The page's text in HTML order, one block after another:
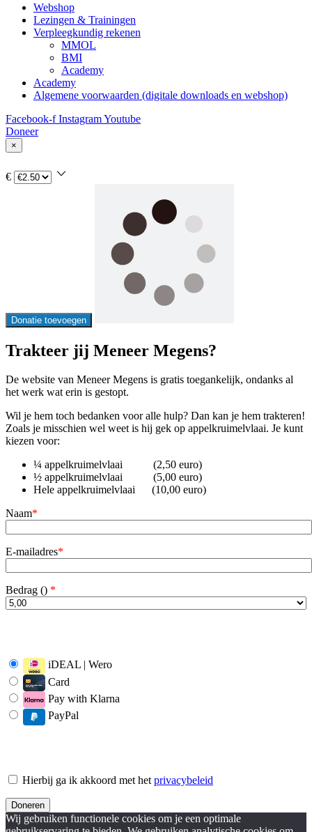
Webshop
Lezingen & Trainingen
Verpleegkundig rekenen
MMOL
BMI
Academy
Academy
Algemene voorwaarden (digitale downloads en webshop)
Facebook-f InstagramYoutube
Doneer
×
€
Donatie toevoegen
Trakteer jij Meneer Megens?
De website van Meneer Megens is gratis toegankelijk, ondanks al
het werk wat erin is gestopt.
Wil je hem toch bedanken voor alle hulp? Dan kan je hem trakteren!
Zoals je misschien wel weet is hij gek op appelkruimelvlaai. Je kunt
kiezen voor:
¼ appelkruimelvlaai (2,50 euro)
½ appelkruimelvlaai (5,00 euro)
Hele appelkruimelvlaai (10,00 euro)
Naam*
E-mailadres*
Bedrag () *
iDEAL | Wero
Card
Pay with Klarna
PayPal
Hierbij ga ik akkoord met het privacybeleid
Wij gebruiken functionele cookies om je een optimale